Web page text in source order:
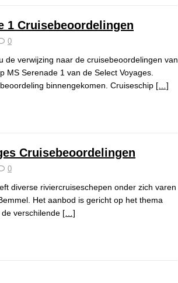
1 Cruisebeoordelingen
0
de verwijzing naar de cruisebeoordelingen van
MS Serenade 1 van de Select Voyages.
binnengekomen. Cruiseschip […]
Cruisebeoordelingen
0
diverse riviercruiseschepen onder zich varen
Het aanbod is gericht op het thema
verschilende […]